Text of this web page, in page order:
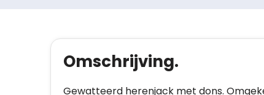
Omschrijving.
Gewatteerd herenjack met dons.